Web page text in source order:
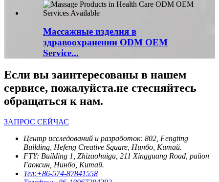
Массажные изделия в
здравоохранении ODM OEM
Service...
Если вы заинтересованы в нашем
сервисе, пожалуйста.не стесняйтесь
обращаться к нам.
ЗАПРОС СЕЙЧАС
Центр исследований и разработок: 802, Fengting
Building, Hefeng Creative Square, Нинбо, Китай.
FTY: Building 1, Zhizaohuigu, 211 Xingguang Road, район
Гаоксин, Нинбо, Китай.
Тел:+86-574-87841558